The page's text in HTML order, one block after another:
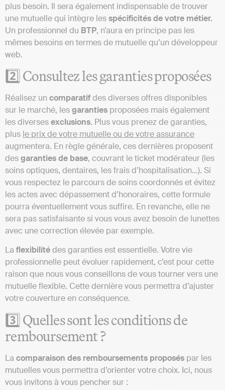
plus besoin. Il sera également indispensable de trouver
une mutuelle qui intègre lesspécificitésde votre métier.
Un professionnel du BTP, n’aura en principe pas les
mêmes besoins en termes de mutuelle qu’un développeur
web.
2️⃣ Consultez les garanties proposées
Réalisez un comparatifdes diverses offres disponibles
sur le marché, lesgaranties proposées mais également
les diversesexclusions. Plus vous prenez de garanties,
plus le prix de votre mutuelle ou de votre assurance
augmentera. En règle générale, ces dernières proposent
desgarantiesde base, couvrant le ticket modérateur (les
soins optiques, dentaires, les frais d’hospitalisation…). Si
vous respectez le parcours de soins coordonnés et évitez
les actes avec dépassement d’honoraires, cette formule
pourra éventuellement vous suffire. En revanche, elle ne
sera pas satisfaisante si vous vous avez besoin de lunettes
avec une correction élevée par exemple.
La flexibilitédes garanties est essentielle. Votre vie
professionnelle peut évoluer rapidement, c’est pour cette
raison que nous vous conseillons de vous tourner vers une
mutuelle flexible. Cette dernière vous permettra d’ajuster
votre couverture en conséquence.
3️⃣ Quelles sont les conditions de
remboursement ?
La comparaison des remboursements proposés par les
mutuelles vous permettra d’orienter votre choix. Ici, nous
vous invitons à vous pencher sur :